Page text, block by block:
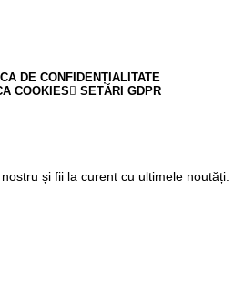
DE CONFIDENȚIALITATE
COOKIES SETĂRI GDPR
și fii la curent cu ultimele noutăți.